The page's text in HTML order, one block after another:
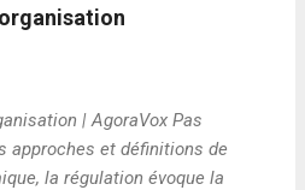
| AgoraVox Pas
approches et définitions de
la régulation évoque la